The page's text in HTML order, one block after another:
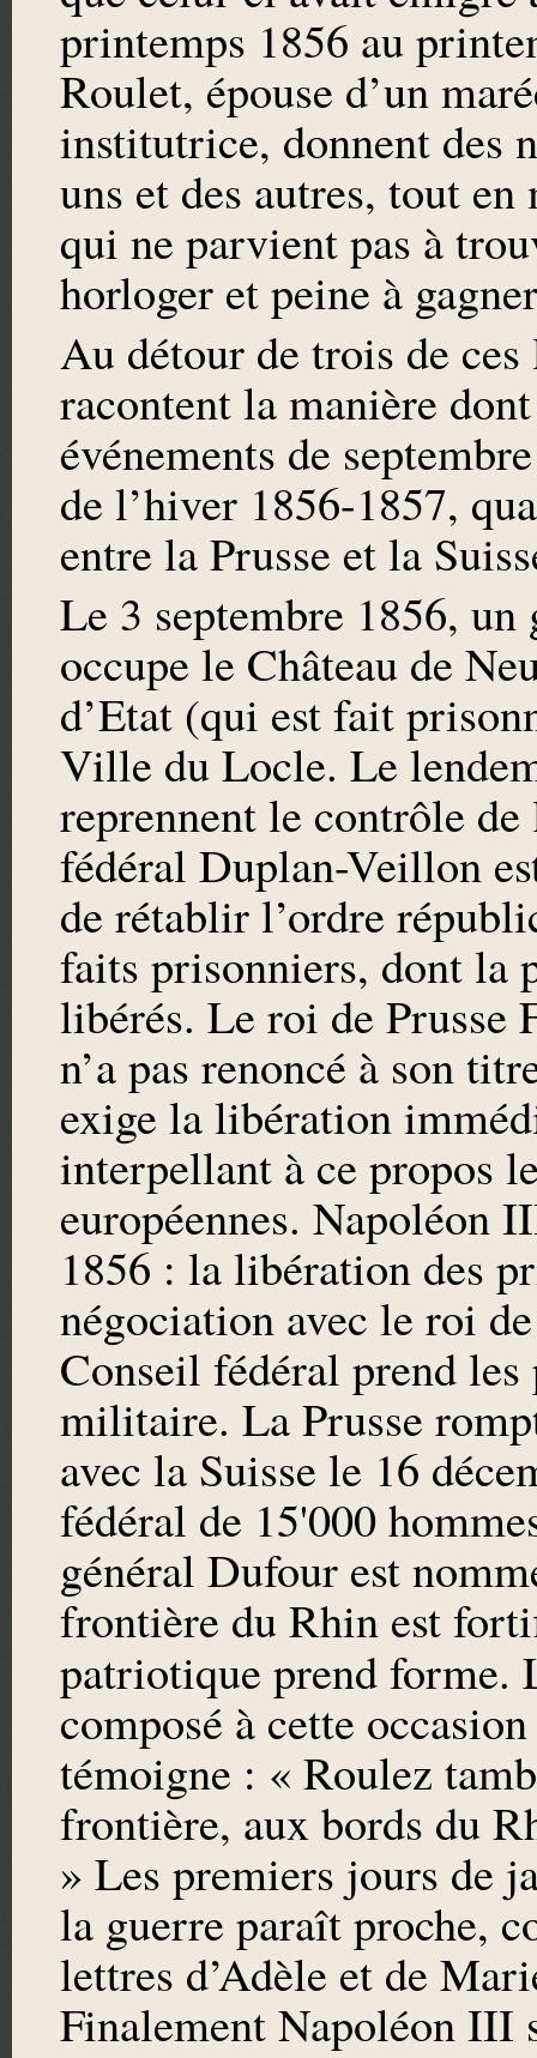
printemps 1856 au
Roulet, épouse d’un
institutrice, donnent des
uns et des autres, tout
qui ne parvient pas à
horloger et peine à
Au détour de trois de
racontent la manière
événements de
de l’hiver 1856-1857,
entre la Prusse et la
Le 3 septembre 1856, un
occupe le Château de
d’Etat (qui est fait
Ville du Locle. Le
reprennent le contrôle
fédéral Duplan-Veillon
de rétablir l’ordre
faits prisonniers, dont la
libérés. Le roi de
n’a pas renoncé à son
exige la libération
interpellant à ce propos
européennes. Napoléon
1856 : la libération des
négociation avec le roi
Conseil fédéral prend les
militaire. La Prusse
avec la Suisse le 16
fédéral de 15'000
général Dufour est
frontière du Rhin est
patriotique prend forme.
composé à cette
témoigne : « Roulez
frontière, aux bords du
» Les premiers jours de
la guerre paraît proche,
lettres d’Adèle et de
Finalement Napoléon III